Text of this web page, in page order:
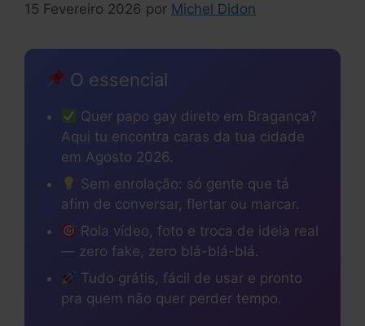
15 Fevereiro 2026 por Michel Didon
O essencial
Quer papo gay direto em Bragança?
Aqui tu encontra caras da tua cidade
em Agosto 2026.
Sem enrolação: só gente que tá
afim de conversar, flertar ou marcar.
Rola vídeo, foto e troca de ideia real
— zero fake, zero blá-blá-blá.
Tudo grátis, fácil de usar e pronto
pra quem não quer perder tempo.